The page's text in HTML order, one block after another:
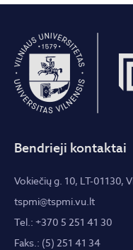
Bendrieji kontaktai
Vokiečių g. 10, LT-01130,
tspmi@tspmi.vu.lt
Tel.: +370 5 251 41 30
Faks.: (5) 251 41 34